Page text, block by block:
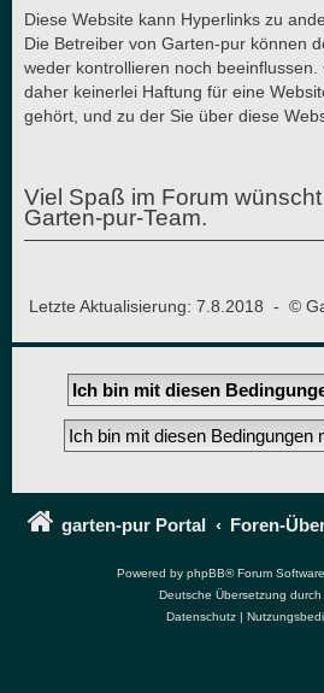
Diese Website kann Hyperlinks zu
Die Betreiber von Garten-pur können
weder kontrollieren noch
daher keinerlei Haftung für eine
gehört, und zu der Sie über diese
Viel Spaß im Forum
Garten-pur-Team.
Letzte Aktualisierung: 7.8.2018 - ©
garten-pur Portal Foren-
Powered by phpBB® Forum
Deutsche Übersetzung durch
Datenschutz|